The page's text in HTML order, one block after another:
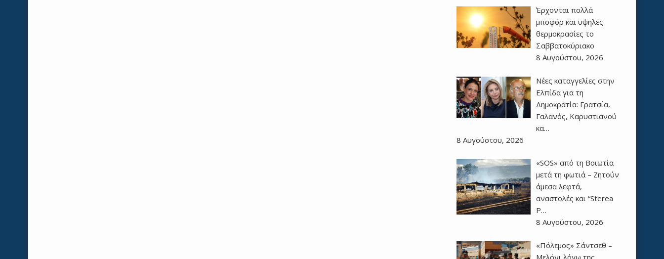
Έρχονται πολλά
μποφόρ και υψηλές
θερμοκρασίες το
Σαββατοκύριακο
8 Αυγούστου, 2026
Νέες καταγγελίες στην
Ελπίδα για τη
Δημοκρατία: Γρατσία,
Γαλανός, Καρυστιανού
κα…
8 Αυγούστου, 2026
«SOS» από τη Βοιωτία
μετά τη φωτιά – Ζητούν
άμεσα λεφτά,
αναστολές και “Sterea
P…
8 Αυγούστου, 2026
«Πόλεμος» Σάντσεθ –
Μελόνι λόγω της